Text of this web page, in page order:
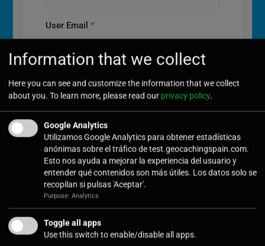
User Email *
User Password*
Confirm Password*
Submit
Information that we collect
Here you can see and customize the information that we collect
about you. To learn more, please read our privacy policy.
Google Analytics
Utilizamos Google Analytics para obtener estadísticas
anónimas sobre el tráfico de test.geocachingspain.com.
Esto nos ayuda a mejorar la experiencia del usuario y
entender qué contenidos son más útiles. Los datos solo se
recopilan si pulsas 'Aceptar'.
Purpose: Analytics
Toggle all apps
Use this switch to enable/disable all apps.